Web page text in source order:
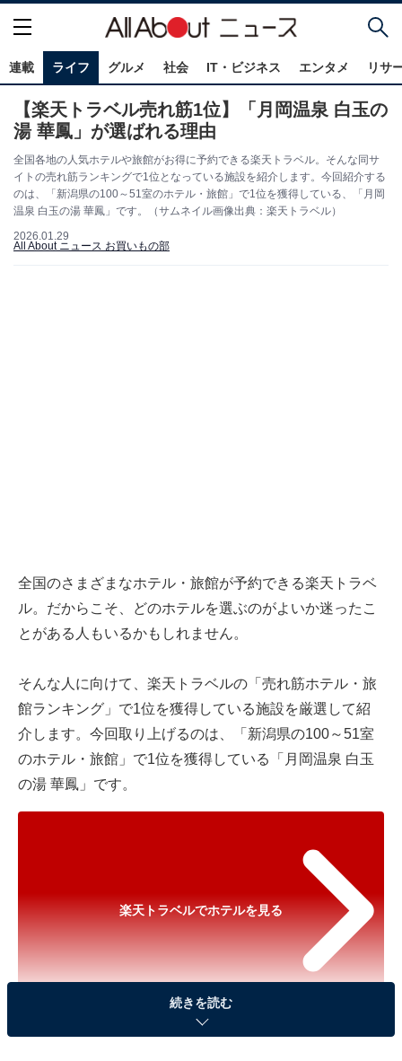
連載 ライフ グルメ 社会 IT・ビジネス エンタメ リサ
【楽天トラベル売れ筋1位】「月岡温泉 白玉の
湯 華鳳」が選ばれる理由
全国各地の人気ホテルや旅館がお得に予約できる楽天トラベル。そんな同サ
イトの売れ筋ランキングで1位となっている施設を紹介します。今回紹介する
のは、「新潟県の100～51室のホテル・旅館」で1位を獲得している、「月岡
温泉 白玉の湯 華鳳」です。（サムネイル画像出典：楽天トラベル）
2026.01.29
All About ニュース お買いもの部
全国のさまざまなホテル・旅館が予約できる楽天トラベ
ル。だからこそ、どのホテルを選ぶのがよいか迷ったこ
とがある人もいるかもしれません。
そんな人に向けて、楽天トラベルの「売れ筋ホテル・旅
館ランキング」で1位を獲得している施設を厳選して紹
介します。今回取り上げるのは、「新潟県の100～51室
のホテル・旅館」で1位を獲得している「月岡温泉 白玉
の湯 華鳳」です。
楽天トラベルでホテルを見る
※以下のセール情報は2026年1月29日17時45分現在のも
続きを読む